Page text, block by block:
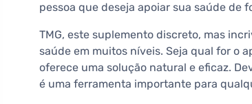
pessoa que deseja apoiar sua saúde de
TMG, este suplemento discreto, mas
saúde em muitos níveis. Seja qual for o
oferece uma solução natural e eficaz.
é uma ferramenta importante para